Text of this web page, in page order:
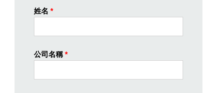
姓名 *
公司名稱*